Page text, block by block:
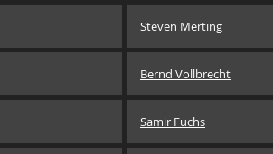
Steven Merting
Bernd Vollbrecht
Samir Fuchs